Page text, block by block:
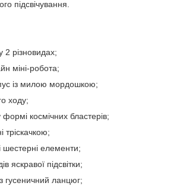
підсвічування.
2 різновидах;
міні-робота;
із милою мордошкою;
ходу;
формі космічних бластерів;
тріскачкою;
шестерні елементи;
яскравої підсвітки;
гусеничний ланцюг;